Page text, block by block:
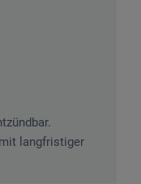
langfristiger